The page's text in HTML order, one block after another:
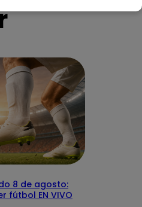
8 de agosto:
fútbol EN VIVO